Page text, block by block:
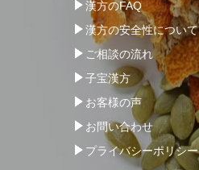
漢方のFAQ
漢方の安全性について
ご相談の流れ
子宝漢方
お客様の声
お問い合わせ
プライバシーポリシー